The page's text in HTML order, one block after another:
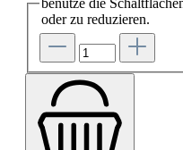
benutze die
oder zu reduzieren.